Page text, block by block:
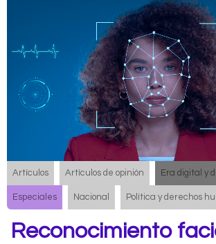
Artículos Artículos de opinión Era digital y
Especiales Nacional Política y derechos
Reconocimiento